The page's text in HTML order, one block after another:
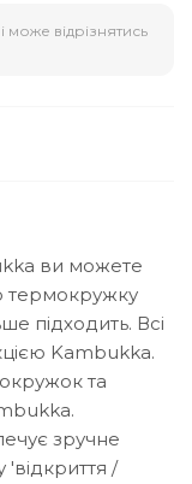
може відрізнятись
ви можете
термокружку
підходить. Всі
Kambukka.
та
зручне
/